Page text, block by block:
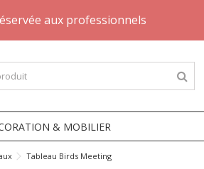
aux professionnels
& MOBILIER
Tableau Birds Meeting